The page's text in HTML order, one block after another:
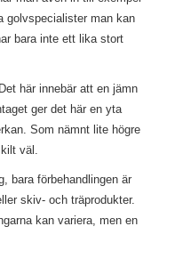
golvspecialister man kan
bara inte ett lika stort
Det här innebär att en jämn
ger det här en yta
Som nämnt lite högre
väl.
bara förbehandlingen är
skiv- och träprodukter.
kan variera, men en